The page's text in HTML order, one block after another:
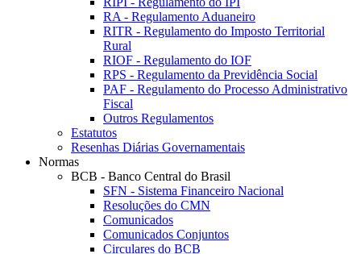
RA - Regulamento Aduaneiro
RITR - Regulamento do Imposto Territorial
Rural
RIOF - Regulamento do IOF
RPS - Regulamento da Previdência Social
PAF - Regulamento do Processo Administrativo
Fiscal
Outros Regulamentos
Estatutos
Resenhas Diárias Governamentais
Normas
BCB - Banco Central do Brasil
SFN - Sistema Financeiro Nacional
Resoluções do CMN
Comunicados
Comunicados Conjuntos
Circulares do BCB